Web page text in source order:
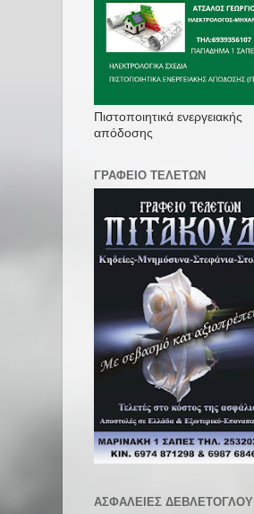
Πιστοποιητικά ενεργειακής
απόδοσης
ΓΡΑΦΕΙΟ ΤΕΛΕΤΩΝ
ΑΣΦΑΛΕΙΕΣ ΔΕΒΛΕΤΟΓΛΟΥ